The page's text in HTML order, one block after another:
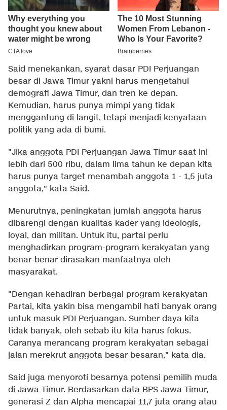
Said menekankan, syarat dasar PDI Perjuangan
besar di Jawa Timur yakni harus mengetahui
demografi Jawa Timur, dan tren ke depan.
Kemudian, harus punya mimpi yang tidak
menggantung di langit, tetapi menjadi kenyataan
politik yang ada di bumi.
"Jika anggota PDI Perjuangan Jawa Timur saat ini
lebih dari 500 ribu, dalam lima tahun ke depan kita
harus punya target menambah anggota 1 - 1,5 juta
anggota," kata Said.
Menurutnya, peningkatan jumlah anggota harus
dibarengi dengan kualitas kader yang ideologis,
loyal, dan militan. Untuk itu, partai perlu
menghadirkan program-program kerakyatan yang
benar-benar dirasakan manfaatnya oleh
masyarakat.
"Dengan kehadiran berbagai program kerakyatan
Partai, kita yakin bisa mengambil hati banyak orang
untuk masuk PDI Perjuangan. Sumber daya kita
tidak banyak, oleh sebab itu kita harus fokus.
Caranya merancang program kerakyatan sebagai
jalan merekrut anggota besar besaran," kata dia.
Said juga menyoroti besarnya potensi pemilih muda
di Jawa Timur. Berdasarkan data BPS Jawa Timur,
generasi Z dan Alpha mencapai 11,7 juta orang atau